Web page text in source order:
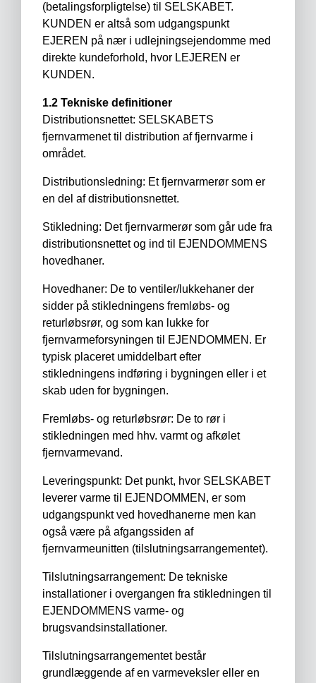
(betalingsforpligtelse) til SELSKABET.
KUNDEN er altså som udgangspunkt
EJEREN på nær i udlejningsejendomme med
direkte kundeforhold, hvor LEJEREN er
KUNDEN.
1.2 Tekniske definitioner
Distributionsnettet: SELSKABETS
fjernvarmenet til distribution af fjernvarme i
området.
Distributionsledning: Et fjernvarmerør som er
en del af distributionsnettet.
Stikledning: Det fjernvarmerør som går ude fra
distributionsnettet og ind til EJENDOMMENS
hovedhaner.
Hovedhaner: De to ventiler/lukkehaner der
sidder på stikledningens fremløbs- og
returløbsrør, og som kan lukke for
fjernvarmeforsyningen til EJENDOMMEN. Er
typisk placeret umiddelbart efter
stikledningens indføring i bygningen eller i et
skab uden for bygningen.
Fremløbs- og returløbsrør: De to rør i
stikledningen med hhv. varmt og afkølet
fjernvarmevand.
Leveringspunkt: Det punkt, hvor SELSKABET
leverer varme til EJENDOMMEN, er som
udgangspunkt ved hovedhanerne men kan
også være på afgangssiden af
fjernvarmeunitten (tilslutningsarrangementet).
Tilslutningsarrangement: De tekniske
installationer i overgangen fra stikledningen til
EJENDOMMENS varme- og
brugsvandsinstallationer.
Tilslutningsarrangementet består
grundlæggende af en varmeveksler eller en